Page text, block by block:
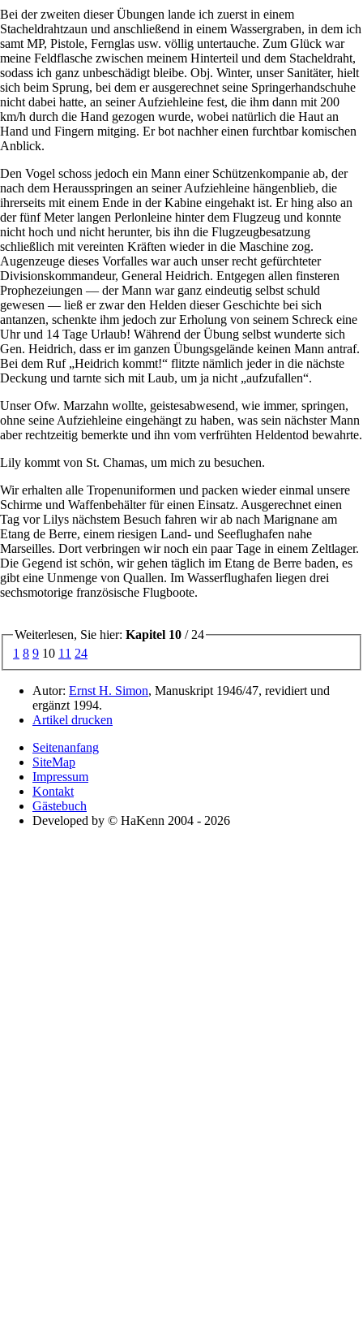
Bei der zweiten dieser Übungen lande ich zuerst in einem
Stacheldrahtzaun und anschließend in einem Wassergraben, in dem ich
samt MP, Pistole, Fernglas usw. völlig untertauche. Zum Glück war
meine Feldflasche zwischen meinem Hinterteil und dem Stacheldraht,
sodass ich ganz unbeschädigt bleibe. Obj. Winter, unser Sanitäter, hielt
sich beim Sprung, bei dem er ausgerechnet seine Springerhandschuhe
nicht dabei hatte, an seiner Aufziehleine fest, die ihm dann mit 200
km/h durch die Hand gezogen wurde, wobei natürlich die Haut an
Hand und Fingern mitging. Er bot nachher einen furchtbar komischen
Anblick.
Den Vogel schoss jedoch ein Mann einer Schützenkompanie ab, der
nach dem Herausspringen an seiner Aufziehleine hängenblieb, die
ihrerseits mit einem Ende in der Kabine eingehakt ist. Er hing also an
der fünf Meter langen Perlonleine hinter dem Flugzeug und konnte
nicht hoch und nicht herunter, bis ihn die Flugzeugbesatzung
schließlich mit vereinten Kräften wieder in die Maschine zog.
Augenzeuge dieses Vorfalles war auch unser recht gefürchteter
Divisionskommandeur, General Heidrich. Entgegen allen finsteren
Prophezeiungen — der Mann war ganz eindeutig selbst schuld
gewesen — ließ er zwar den Helden dieser Geschichte bei sich
antanzen, schenkte ihm jedoch zur Erholung von seinem Schreck eine
Uhr und 14 Tage Urlaub! Während der Übung selbst wunderte sich
Gen. Heidrich, dass er im ganzen Übungsgelände keinen Mann antraf.
Bei dem Ruf Heidrich kommt!
flitzte nämlich jeder in die nächste
Deckung und tarnte sich mit Laub, um ja nicht
aufzufallen .
Unser Ofw. Marzahn wollte, geistesabwesend, wie immer, springen,
ohne seine Aufziehleine eingehängt zu haben, was sein nächster Mann
aber rechtzeitig bemerkte und ihn vom verfrühten Heldentod bewahrte.
Lily kommt von St. Chamas, um mich zu besuchen.
Wir erhalten alle Tropenuniformen und packen wieder einmal unsere
Schirme und Waffenbehälter für einen Einsatz. Ausgerechnet einen
Tag vor Lilys nächstem Besuch fahren wir ab nach Marignane am
Etang de Berre, einem riesigen Land- und Seeflughafen nahe
Marseilles. Dort verbringen wir noch ein paar Tage in einem Zeltlager.
Die Gegend ist schön, wir gehen täglich im Etang de Berre baden, es
gibt eine Unmenge von Quallen. Im Wasserflughafen liegen drei
sechsmotorige französische Flugboote.
Weiterlesen, Sie hier: Kapitel 10 / 24
1 8 9 10 11 24
Autor: Ernst H. Simon, Manuskript 1946/47, revidiert und
ergänzt 1994.
Artikel drucken
Seitenanfang
SiteMap
Impressum
Kontakt
Gästebuch
Developed by © HaKenn 2004 - 2026